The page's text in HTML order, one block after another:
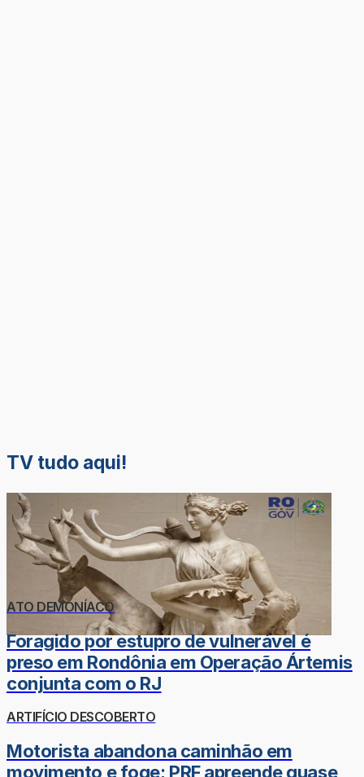
TV tudo aqui!
ATO DEMONÍACO
Foragido por estupro de vulnerável é
preso em Rondônia em Operação Ártemis
conjunta com o RJ
ARTIFÍCIO DESCOBERTO
Motorista abandona caminhão em
movimento e foge; PRF apreende quase